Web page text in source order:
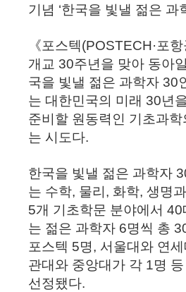
기념 ‘한국을 빛낼 젊은 과
《포스텍(POSTECH·포
개교 30주년을 맞아 동아
국을 빛낼 젊은 과학자 30
는 대한민국의 미래 30년
준비할 원동력인 기초과학
는 시도다.
한국을 빛낼 젊은 과학자
는 수학, 물리, 화학, 생명
5개 기초학문 분야에서
는 젊은 과학자 6명씩 총
포스텍 5명, 서울대와 연
관대와 중앙대가 각 1명
선정됐다.